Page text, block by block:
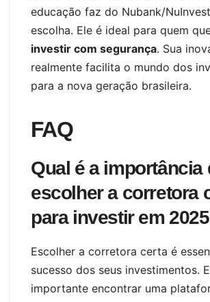
educação faz do Nubank/
escolha. Ele é ideal para quem
investir com segurança. Sua
realmente facilita o mundo dos
para a nova geração brasileira.
FAQ
Qual é a importância
escolher a corretora
para investir em
Escolher a corretora certa é
sucesso dos seus investimentos.
importante encontrar uma